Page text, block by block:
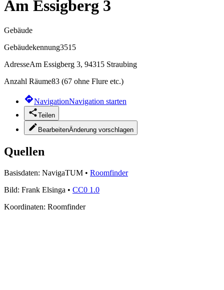
Am Essigberg 3
Gebäude
Gebäudekennung3515
AdresseAm Essigberg 3, 94315 Straubing
Anzahl Räume83 (67 ohne Flure etc.)
NavigationNavigation starten
Teilen
BearbeitenÄnderung vorschlagen
Quellen
Basisdaten: NavigaTUM • Roomfinder
Bild: Frank Elsinga • CC0 1.0
Koordinaten: Roomfinder